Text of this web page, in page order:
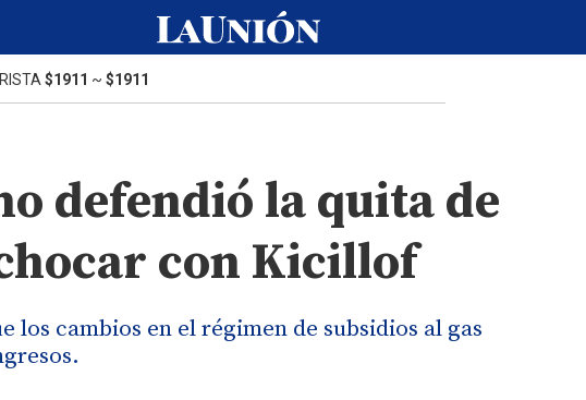
$1911 ~ $1911
defendió la quita de
con Kicillof
cambios en el régimen de subsidios al gas